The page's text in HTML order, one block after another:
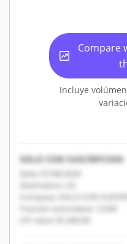
Compare
Incluye
SOLO CON SUSCRIPCION
Date: 07/08/2026
Destination: US
Company: SOLO CON
Fracción arancelaria: 12345
CIF value: $1,000.00